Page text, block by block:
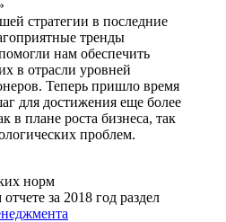
стратегии в последние
тренды
нам обеспечить
в отрасли уровней
Теперь пришло время
для достижения еще более
в плане роста бизнеса, так
проблем.
норм
за 2018 год раздел